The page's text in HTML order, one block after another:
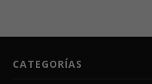
CATEGORÍAS